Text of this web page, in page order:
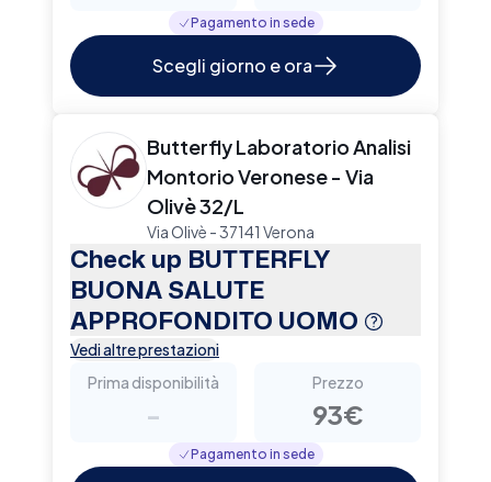
Pagamento in sede
Scegli giorno e ora
Butterfly Laboratorio Analisi
Montorio Veronese - Via
Olivè 32/L
Via Olivè - 37141 Verona
Check up BUTTERFLY
BUONA SALUTE
APPROFONDITO UOMO
Vedi altre prestazioni
Prima disponibilità
-
Prezzo
93€
Pagamento in sede